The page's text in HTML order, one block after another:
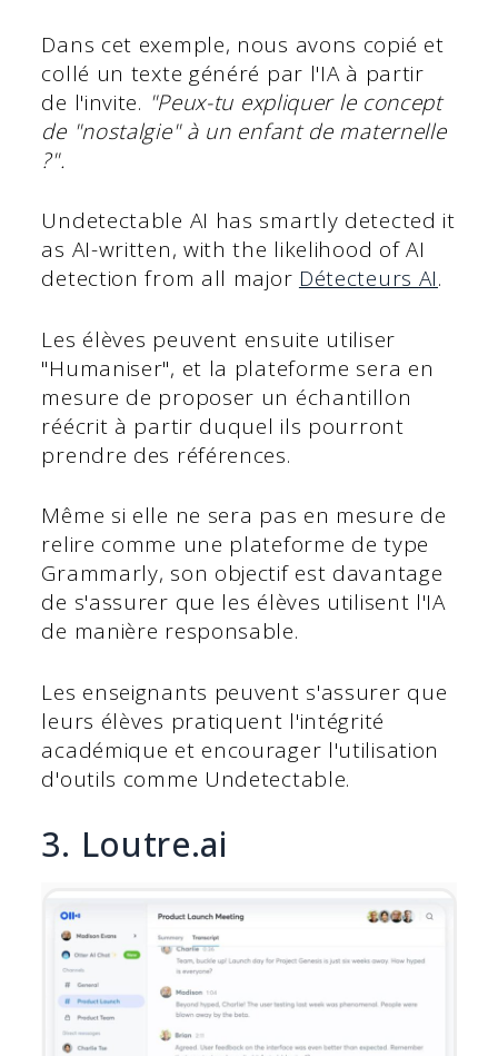
Dans cet exemple, nous avons copié et
collé un texte généré par l'IA à partir
de l'invite. "Peux-tu expliquer le concept
de "nostalgie" à un enfant de maternelle
?".
Undetectable AI has smartly detected it
as AI-written, with the likelihood of AI
detection from all major Détecteurs AI.
Les élèves peuvent ensuite utiliser
"Humaniser", et la plateforme sera en
mesure de proposer un échantillon
réécrit à partir duquel ils pourront
prendre des références.
Même si elle ne sera pas en mesure de
relire comme une plateforme de type
Grammarly, son objectif est davantage
de s'assurer que les élèves utilisent l'IA
de manière responsable.
Les enseignants peuvent s'assurer que
leurs élèves pratiquent l'intégrité
académique et encourager l'utilisation
d'outils comme Undetectable.
3. Loutre.ai